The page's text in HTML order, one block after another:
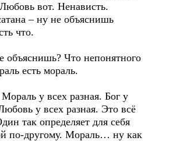
вот. Ненависть.
– ну не объяснишь
что.
Что непонятного
есть мораль.
у всех разная. Бог у
у всех разная. Это всё
так определяет для себя
по-другому. Мораль… ну как